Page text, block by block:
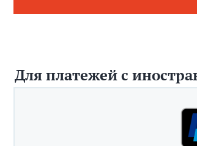
Для платежей с